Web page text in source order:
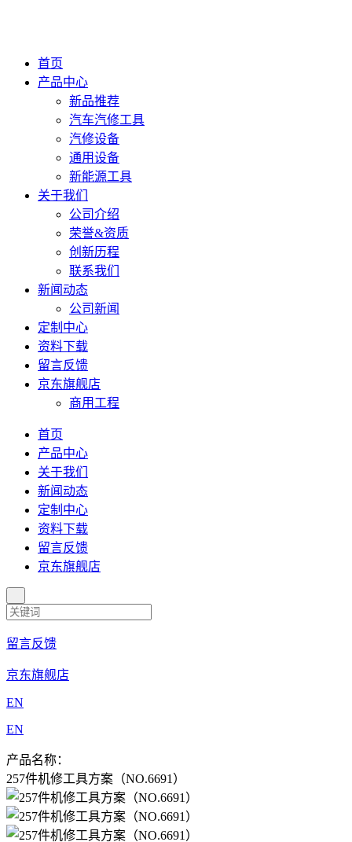
首页
产品中心
新品推荐
汽车汽修工具
汽修设备
通用设备
新能源工具
关于我们
公司介绍
荣誉&资质
创新历程
联系我们
新闻动态
公司新闻
定制中心
资料下载
留言反馈
京东旗舰店
商用工程
首页
产品中心
关于我们
新闻动态
定制中心
资料下载
留言反馈
京东旗舰店
留言反馈
京东旗舰店
EN
EN
产品名称：
257件机修工具方案（NO.6691）